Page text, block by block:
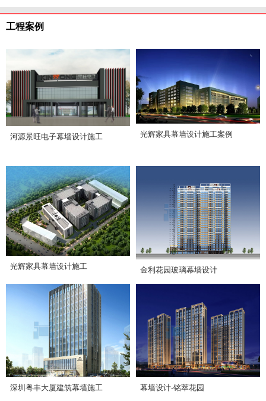
工程案例
河源景旺电子幕墙设计施工 光辉家具幕墙设计施工案例
光辉家具幕墙设计施工 金利花园玻璃幕墙设计
深圳粤丰大厦建筑幕墙施工 幕墙设计-铭萃花园